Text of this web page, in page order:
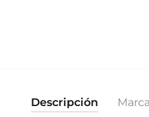
Descripción Marca